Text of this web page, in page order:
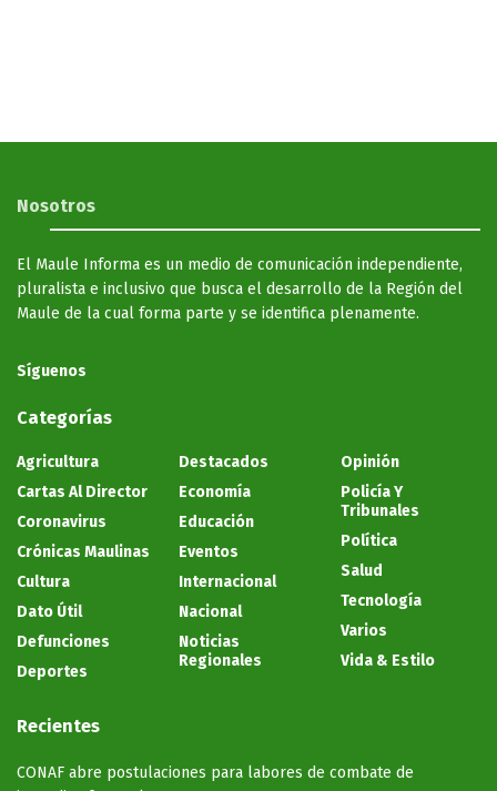
Nosotros
El Maule Informa es un medio de comunicación independiente,
pluralista e inclusivo que busca el desarrollo de la Región del
Maule de la cual forma parte y se identifica plenamente.
Síguenos
Categorías
Agricultura
Cartas Al Director
Coronavirus
Crónicas Maulinas
Cultura
Dato Útil
Defunciones
Deportes
Destacados
Economía
Educación
Eventos
Internacional
Nacional
Noticias
Regionales
Opinión
Policía Y
Tribunales
Política
Salud
Tecnología
Varios
Vida & Estilo
Recientes
CONAF abre postulaciones para labores de combate de